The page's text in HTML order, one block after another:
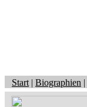
Start | Biographien |